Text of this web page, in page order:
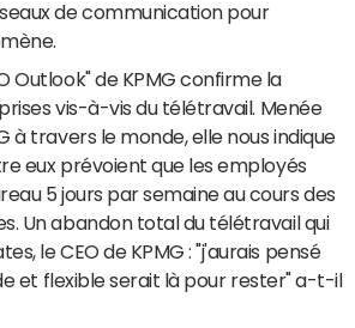
de communication pour
Outlook" de KPMG confirme la
vis-à-vis du télétravail. Menée
à travers le monde, elle nous indique
eux prévoient que les employés
5 jours par semaine au cours des
Un abandon total du télétravail qui
le CEO de KPMG : "j'aurais pensé
et flexible serait là pour rester" a-t-il